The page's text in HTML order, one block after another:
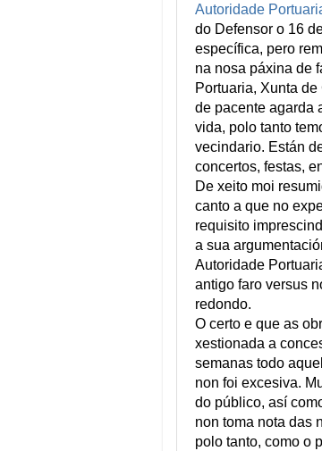
Autoridade
do Defensor o 16
específica, pero
na nosa páxina de
Portuaria, Xunta
de pacente agarda
vida, polo tanto
vecindario. Están
concertos, festas,
De xeito moi
canto a que no
requisito
a sua
Autoridade
antigo faro versus
redondo.
O certo e que as
xestionada a
semanas todo
non foi excesiva.
do público, así
non toma nota das
polo tanto, como o